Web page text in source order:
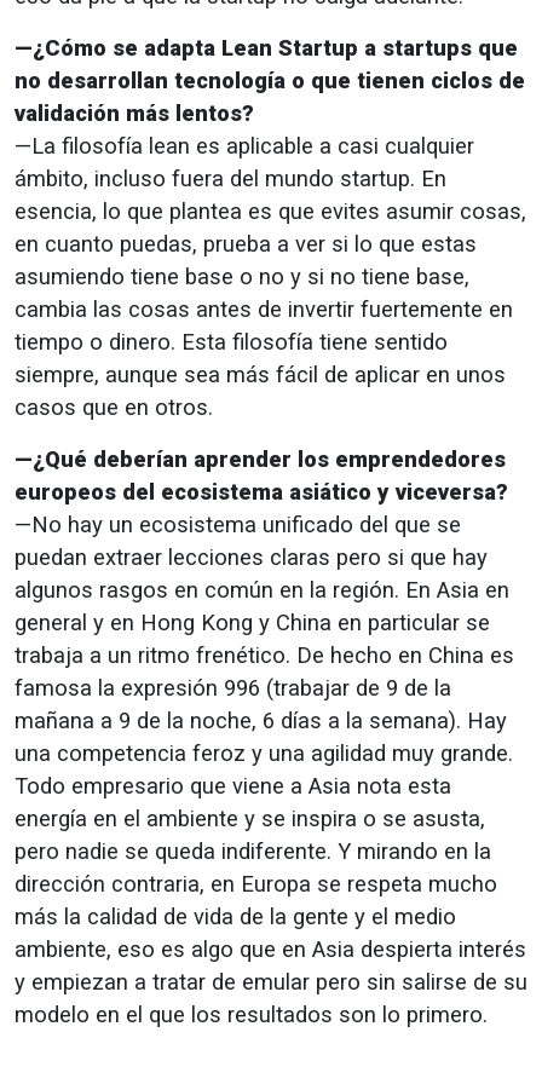
—¿Cómo se adapta Lean Startup a startups que
no desarrollan tecnología o que tienen ciclos de
validación más lentos?
—La filosofía lean es aplicable a casi cualquier
ámbito, incluso fuera del mundo startup. En
esencia, lo que plantea es que evites asumir cosas,
en cuanto puedas, prueba a ver si lo que estas
asumiendo tiene base o no y si no tiene base,
cambia las cosas antes de invertir fuertemente en
tiempo o dinero. Esta filosofía tiene sentido
siempre, aunque sea más fácil de aplicar en unos
casos que en otros.
—¿Qué deberían aprender los emprendedores
europeos del ecosistema asiático y viceversa?
—No hay un ecosistema unificado del que se
puedan extraer lecciones claras pero si que hay
algunos rasgos en común en la región. En Asia en
general y en Hong Kong y China en particular se
trabaja a un ritmo frenético. De hecho en China es
famosa la expresión 996 (trabajar de 9 de la
mañana a 9 de la noche, 6 días a la semana). Hay
una competencia feroz y una agilidad muy grande.
Todo empresario que viene a Asia nota esta
energía en el ambiente y se inspira o se asusta,
pero nadie se queda indiferente. Y mirando en la
dirección contraria, en Europa se respeta mucho
más la calidad de vida de la gente y el medio
ambiente, eso es algo que en Asia despierta interés
y empiezan a tratar de emular pero sin salirse de su
modelo en el que los resultados son lo primero.